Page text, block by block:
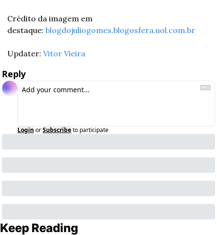
Crédito da imagem em
destaque: blogdojuliogomes.blogosfera.uol.com.br
Updater: Vitor Vieira
Reply
Login orSubscribeto participate
Keep Reading